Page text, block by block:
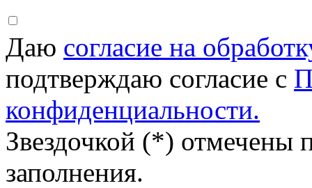
Даю согласие на
подтверждаю согласие с
конфиденциальности.
Звездочкой (*) отмечены
заполнения.